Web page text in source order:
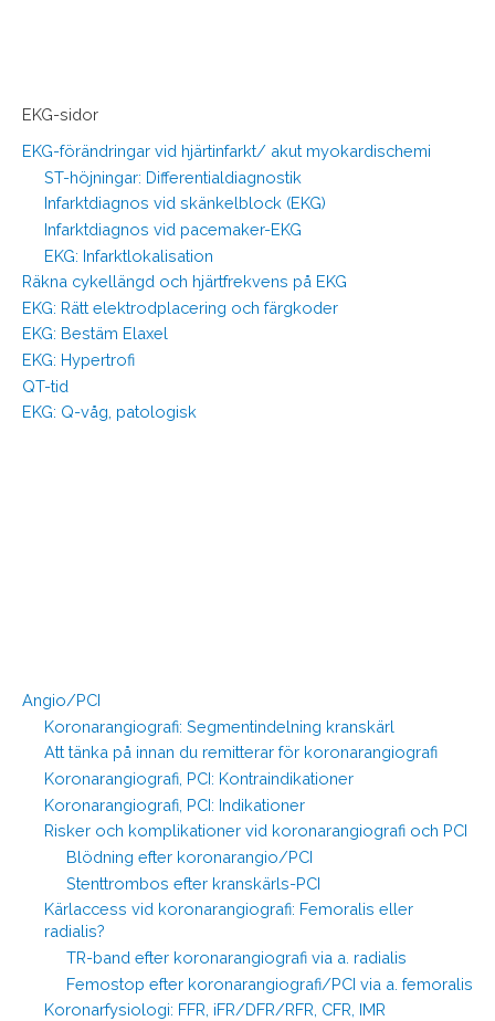
EKG-sidor
EKG-förändringar vid hjärtinfarkt/ akut myokardischemi
ST-höjningar: Differentialdiagnostik
Infarktdiagnos vid skänkelblock (EKG)
Infarktdiagnos vid pacemaker-EKG
EKG: Infarktlokalisation
Räkna cykellängd och hjärtfrekvens på EKG
EKG: Rätt elektrodplacering och färgkoder
EKG: Bestäm Elaxel
EKG: Hypertrofi
QT-tid
EKG: Q-våg, patologisk
Angio/PCI
Koronarangiografi: Segmentindelning kranskärl
Att tänka på innan du remitterar för koronarangiografi
Koronarangiografi, PCI: Kontraindikationer
Koronarangiografi, PCI: Indikationer
Risker och komplikationer vid koronarangiografi och PCI
Blödning efter koronarangio/PCI
Stenttrombos efter kranskärls-PCI
Kärlaccess vid koronarangiografi: Femoralis eller
radialis?
TR-band efter koronarangiografi via a. radialis
Femostop efter koronarangiografi/PCI via a. femoralis
Koronarfysiologi: FFR, iFR/DFR/RFR, CFR, IMR